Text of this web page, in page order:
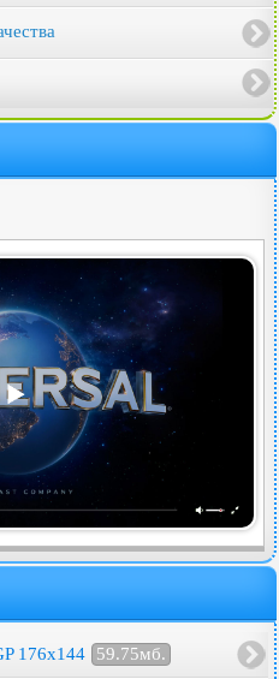
176x144 59.75мб.